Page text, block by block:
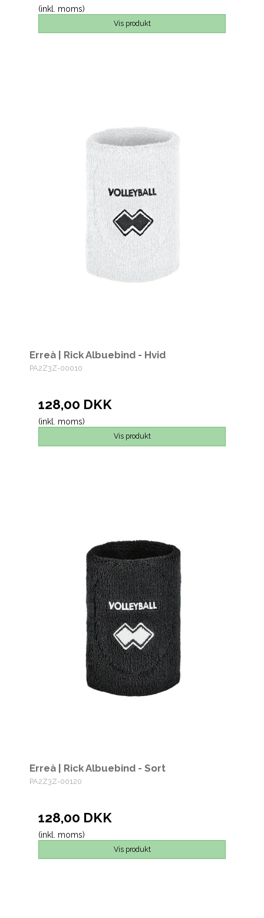
(inkl. moms)
Vis produkt
Erreà | Rick Albuebind - Hvid
PA2Z3Z-00010
128,00 DKK
(inkl. moms)
Vis produkt
Erreà | Rick Albuebind - Sort
PA2Z3Z-00120
128,00 DKK
(inkl. moms)
Vis produkt